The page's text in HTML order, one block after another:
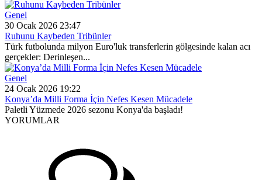
Genel
30 Ocak 2026 23:47
Ruhunu Kaybeden Tribünler
Türk futbolunda milyon Euro'luk transferlerin gölgesinde kalan acı
gerçekler: Derinleşen...
Genel
24 Ocak 2026 19:22
Konya’da Milli Forma İçin Nefes Kesen Mücadele
Paletli Yüzmede 2026 sezonu Konya'da başladı!
YORUMLAR